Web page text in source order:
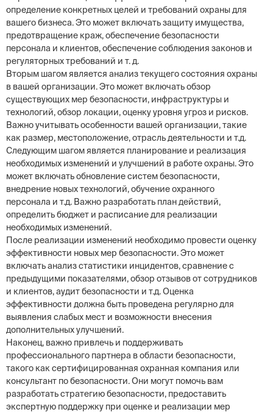
определение конкретных целей и требований охраны для
вашего бизнеса. Это может включать защиту имущества,
предотвращение краж, обеспечение безопасности
персонала и клиентов, обеспечение соблюдения законов и
регуляторных требований и т. д.
Вторым шагом является анализ текущего состояния охраны
в вашей организации. Это может включать обзор
существующих мер безопасности, инфраструктуры и
технологий, обзор локации, оценку уровня угроз и рисков.
Важно учитывать особенности вашей организации, такие
как размер, местоположение, отрасль деятельности и т.д.
Следующим шагом является планирование и реализация
необходимых изменений и улучшений в работе охраны. Это
может включать обновление систем безопасности,
внедрение новых технологий, обучение охранного
персонала и т.д. Важно разработать план действий,
определить бюджет и расписание для реализации
необходимых изменений.
После реализации изменений необходимо провести оценку
эффективности новых мер безопасности. Это может
включать анализ статистики инцидентов, сравнение с
предыдущими показателями, обзор отзывов от сотрудников
и клиентов, аудит безопасности и т.д. Оценка
эффективности должна быть проведена регулярно для
выявления слабых мест и возможности внесения
дополнительных улучшений.
Наконец, важно привлечь и поддерживать
профессионального партнера в области безопасности,
такого как сертифицированная охранная компания или
консультант по безопасности. Они могут помочь вам
разработать стратегию безопасности, предоставить
экспертную поддержку при оценке и реализации мер